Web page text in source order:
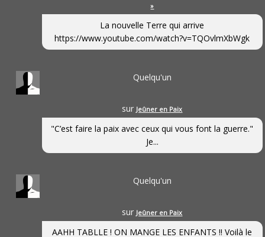
»
La nouvelle Terre qui arrive
https://www.youtube.com/watch?v=TQOvlmXbWgk
Quelqu'un
sur Jeûner en Paix
"C’est faire la paix avec ceux qui vous font la guerre."
Je...
Quelqu'un
sur Jeûner en Paix
AAHH TABLLE ! ON MANGE LES ENFANTS !! Voilà le